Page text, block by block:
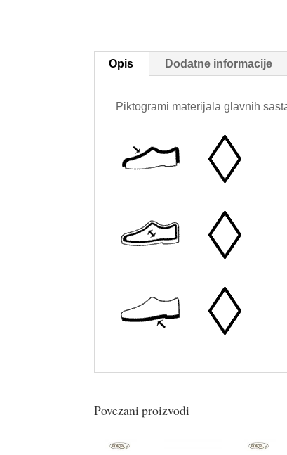
Opis Dodatne informacije
Piktogrami materijala glavnih
Povezani proizvodi